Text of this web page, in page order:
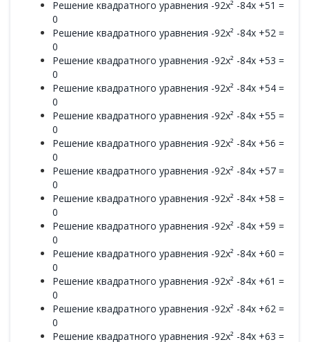
Решение квадратного уравнения -92x² -84x +51 =
0
Решение квадратного уравнения -92x² -84x +52 =
0
Решение квадратного уравнения -92x² -84x +53 =
0
Решение квадратного уравнения -92x² -84x +54 =
0
Решение квадратного уравнения -92x² -84x +55 =
0
Решение квадратного уравнения -92x² -84x +56 =
0
Решение квадратного уравнения -92x² -84x +57 =
0
Решение квадратного уравнения -92x² -84x +58 =
0
Решение квадратного уравнения -92x² -84x +59 =
0
Решение квадратного уравнения -92x² -84x +60 =
0
Решение квадратного уравнения -92x² -84x +61 =
0
Решение квадратного уравнения -92x² -84x +62 =
0
Решение квадратного уравнения -92x² -84x +63 =